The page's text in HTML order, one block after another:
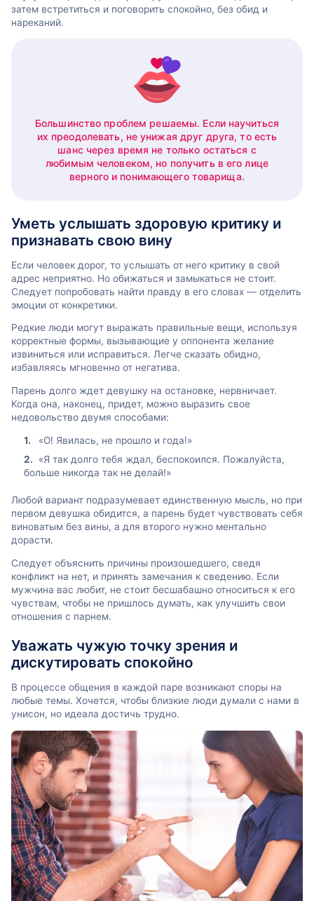
затем встретиться и поговорить спокойно, без обид и
нареканий.
Большинство проблем решаемы. Если научиться
их преодолевать, не унижая друг друга, то есть
шанс через время не только остаться с
любимым человеком, но получить в его лице
верного и понимающего товарища.
Уметь услышать здоровую критику и
признавать свою вину
Если человек дорог, то услышать от него критику в свой
адрес неприятно. Но обижаться и замыкаться не стоит.
Следует попробовать найти правду в его словах — отделить
эмоции от конкретики.
Редкие люди могут выражать правильные вещи, используя
корректные формы, вызывающие у оппонента желание
извиниться или исправиться. Легче сказать обидно,
избавляясь мгновенно от негатива.
Парень долго ждет девушку на остановке, нервничает.
Когда она, наконец, придет, можно выразить свое
недовольство двумя способами:
«О! Явилась, не прошло и года!»
«Я так долго тебя ждал, беспокоился. Пожалуйста,
больше никогда так не делай!»
Любой вариант подразумевает единственную мысль, но при
первом девушка обидится, а парень будет чувствовать себя
виноватым без вины, а для второго нужно ментально
дорасти.
Следует объяснить причины произошедшего, сведя
конфликт на нет, и принять замечания к сведению. Если
мужчина вас любит, не стоит бесшабашно относиться к его
чувствам, чтобы не пришлось думать, как улучшить свои
отношения с парнем.
Уважать чужую точку зрения и
дискутировать спокойно
В процессе общения в каждой паре возникают споры на
любые темы. Хочется, чтобы близкие люди думали с нами в
унисон, но идеала достичь трудно.